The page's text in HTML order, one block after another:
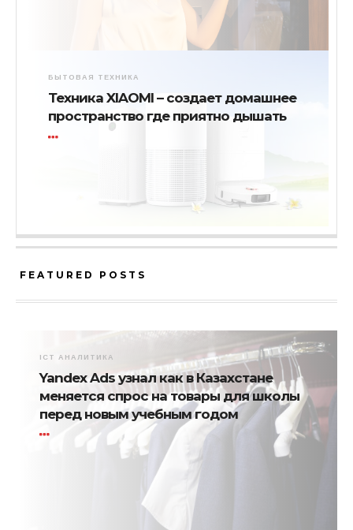
БЫТОВАЯ ТЕХНИКА
Техника XIAOMI – создает домашнее
пространство где приятно дышать
FEATURED POSTS
ICT АНАЛИТИКА
Yandex Ads узнал как в Казахстане
меняется спрос на товары для школы
перед новым учебным годом